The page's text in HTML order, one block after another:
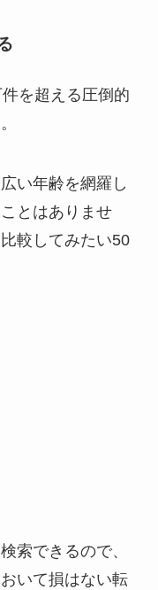
を超える圧倒的
い年齢を網羅し
とはありませ
較してみたい50
索できるので、
いて損はない転